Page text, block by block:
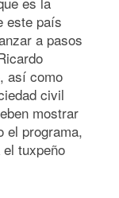
este país
a pasos
así como
civil
mostrar
el programa,
tuxpeño